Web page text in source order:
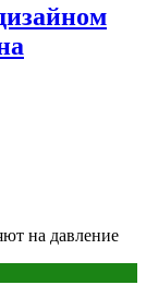
на давление